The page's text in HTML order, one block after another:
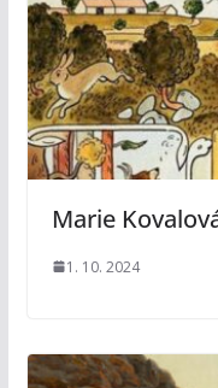
Marie
1. 10. 2024